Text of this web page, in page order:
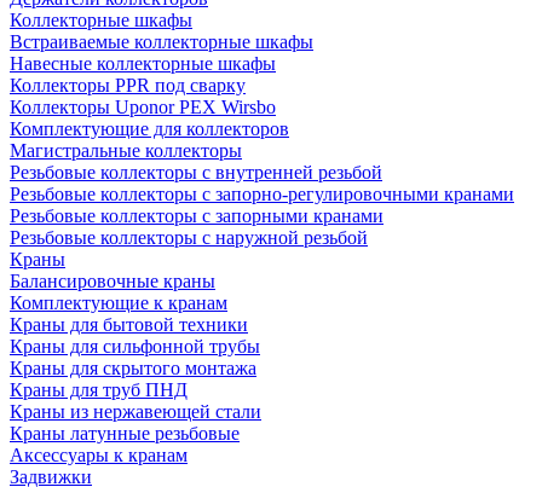
Коллекторные шкафы
Встраиваемые коллекторные шкафы
Навесные коллекторные шкафы
Коллекторы PPR под сварку
Коллекторы Uponor PEX Wirsbo
Комплектующие для коллекторов
Магистральные коллекторы
Резьбовые коллекторы с внутренней резьбой
Резьбовые коллекторы с запорно-регулировочными кранами
Резьбовые коллекторы с запорными кранами
Резьбовые коллекторы с наружной резьбой
Краны
Балансировочные краны
Комплектующие к кранам
Краны для бытовой техники
Краны для сильфонной трубы
Краны для скрытого монтажа
Краны для труб ПНД
Краны из нержавеющей стали
Краны латунные резьбовые
Аксессуары к кранам
Задвижки